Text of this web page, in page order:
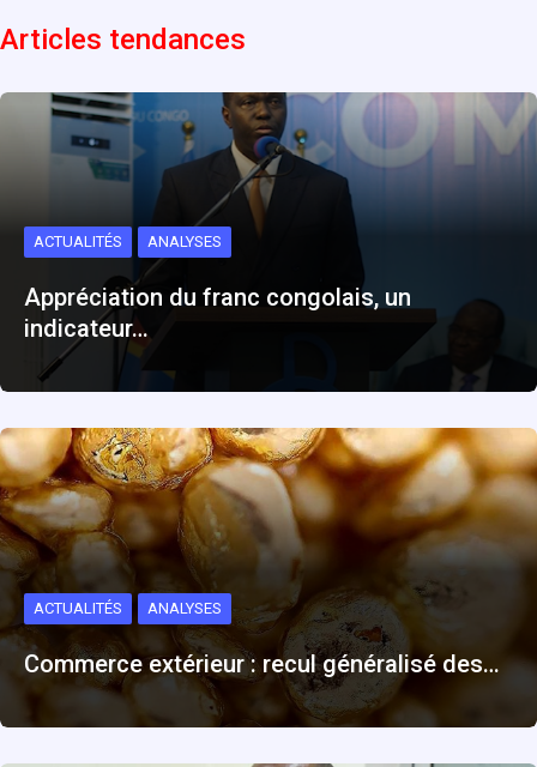
Articles tendances
ACTUALITÉS ANALYSES
Appréciation du franc congolais, un
indicateur…
ACTUALITÉS ANALYSES
Commerce extérieur : recul généralisé des…